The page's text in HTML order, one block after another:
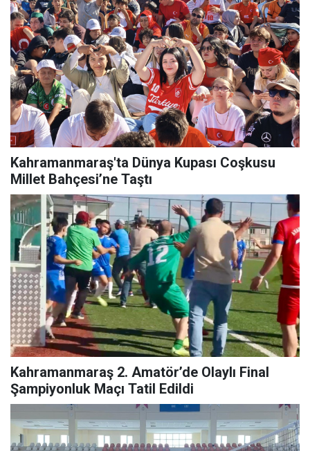
Kahramanmaraş'ta Dünya Kupası Coşkusu
Millet Bahçesi’ne Taştı
Kahramanmaraş 2. Amatör’de Olaylı Final
Şampiyonluk Maçı Tatil Edildi